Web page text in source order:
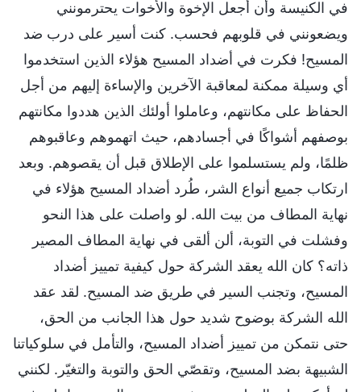
في الكنيسة وأن أجعل الإخوة والأخوات يحترمونني
ويضعونني في قلوبهم فحسب. كنت أسير على درب ضد
المسيح! فكرت في أضداد المسيح هؤلاء الذين استخدموا
أي وسيلة ممكنة لمعاقبة الآخرين والإساءة إليهم من أجل
الحفاظ على مكانتهم، وعاملوا أولئك الذين هددوا مكانتهم
بوصفهم أشواكًا في أجسادهم، حيث اتهموهم وعاقبوهم
ظلمًا، ولم يستسلموا على الإطلاق قبل أن يقصوهم. وبعد
ارتكاب جميع أنواع الشر، طُرد أضداد المسيح هؤلاء في
نهاية المطاف من بيت الله. لو واصلت على هذا النحو
وفشلت في التوبة، ألن ألقى في نهاية المطاف المصير
ذاته؟ كان الله يعقد الشركة حول كيفية تمييز أضداد
المسيح، وتجنب السير في طريق ضد المسيح. لقد عقد
الله الشركة بوضوح شديد حول هذا الجانب من الحق،
حتى نتمكن من تمييز أضداد المسيح، والتأمل في سلوكياتنا
الشبيهة بضد المسيح، وتقصّي الحق والتوبة والتغيّر. لكنني